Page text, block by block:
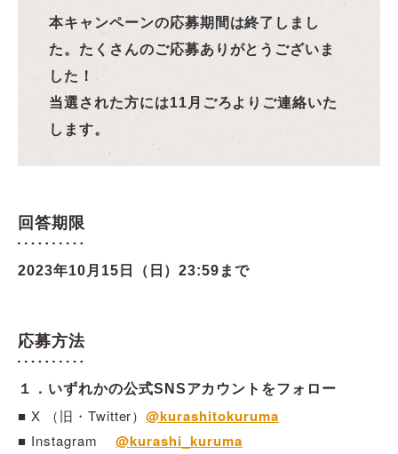
本キャンペーンの応募期間は終了しまし
た。たくさんのご応募ありがとうございま
した！
当選された方には11月ごろよりご連絡いた
します。
回答期限
2023年10月15日（日）23:59まで
応募方法
１．いずれかの公式SNSアカウントをフォロー
■ X （旧・Twitter）@kurashitokuruma
■ Instagram@kurashi_kuruma